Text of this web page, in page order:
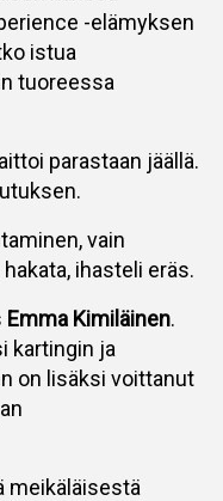
-elämyksen
istua
tuoreessa
parastaan jäällä.
vain
ihasteli eräs.
Emma Kimiläinen.
kartingin ja
on lisäksi voittanut
meikäläisestä